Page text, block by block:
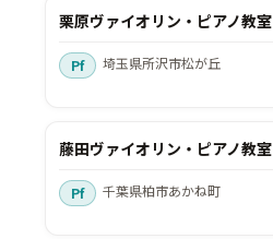
栗原ヴァイオリン・ピアノ教室
埼玉県所沢市松が丘
藤田ヴァイオリン・ピアノ教室
千葉県柏市あかね町